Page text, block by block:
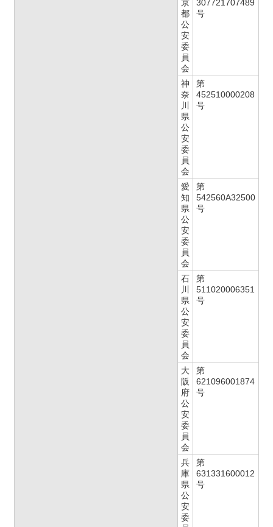
京
都
公
安
委
員
会
307721707489
号
神
奈
川
県
公
安
委
員
会
第
452510000208
号
愛
知
県
公
安
委
員
会
第
542560A32500
号
石
川
県
公
安
委
員
会
第
511020006351
号
大
阪
府
公
安
委
員
会
第
621096001874
号
兵
庫
県
公
安
委
第
631331600012
号